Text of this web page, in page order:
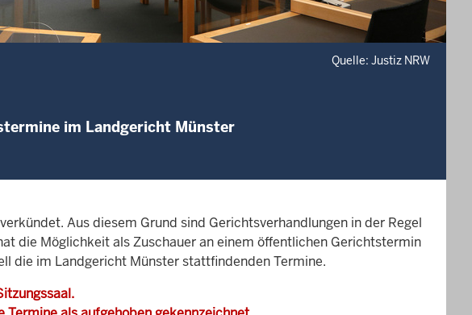
Quelle: Justiz NRW
im Landgericht Münster
Aus diesem Grund sind Gerichtsverhandlungen in der Regel
die Möglichkeit als Zuschauer an einem öffentlichen Gerichtstermin
die im Landgericht Münster stattfindenden Termine.